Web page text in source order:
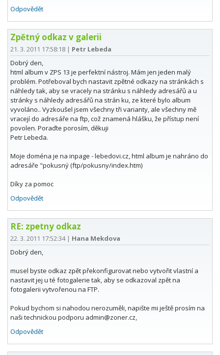
Odpovědět
Zpětný odkaz v galerii
21. 3. 2011 17:58:18 | Petr Lebeda
Dobrý den,
html album v ZPS 13 je perfektní nástroj. Mám jen jeden malý
problém. Potřeboval bych nastavit zpětné odkazy na stránkách s
náhledy tak, aby se vracely na stránku s náhledy adresářů a u
stránky s náhledy adresářů na strán ku, ze které bylo album
vyvoláno.. Vyzkoušel jsem všechny tři varianty, ale všechny mě
vracejí do adresáře na ftp, což znamená hlášku, že přístup není
povolen. Poraďte porosím, děkuji
Petr Lebeda.
Moje doména je na inpage - lebedovi.cz, html album je nahráno do
adresáře "pokusný (ftp/pokusny/index.htm)
Díky za pomoc
Odpovědět
RE: zpetny odkaz
22. 3. 2011 17:52:34 | Hana Mekdova
Dobrý den,
musel byste odkaz zpět překonfigurovat nebo vytvořit vlastní a
nastavit jej u té fotogalerie tak, aby se odkazoval zpět na
fotogalerii vytvořenou na FTP.
Pokud bychom si nahodou nerozuměli, napište mi ještě prosím na
naši technickou podporu admin@zoner.cz,
Odpovědět